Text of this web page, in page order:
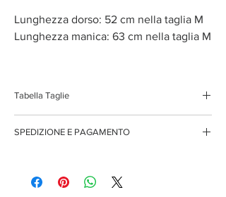
Lunghezza dorso: 52 cm nella taglia M
Lunghezza manica: 63 cm nella taglia M
Tabella Taglie
XS 38/40
42/44
SPEDIZIONE E PAGAMENTO
Pagamento con PayPal